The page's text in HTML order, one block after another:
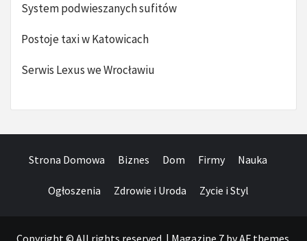
System podwieszanych sufitów
Postoje taxi w Katowicach
Serwis Lexus we Wrocławiu
Strona Domowa Biznes Dom Firmy Nauka
Ogłoszenia Zdrowie i Uroda Zycie i Styl